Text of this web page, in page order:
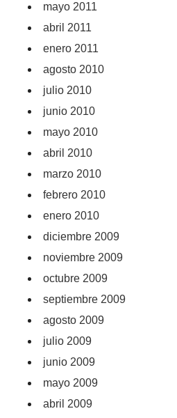
mayo 2011
abril 2011
enero 2011
agosto 2010
julio 2010
junio 2010
mayo 2010
abril 2010
marzo 2010
febrero 2010
enero 2010
diciembre 2009
noviembre 2009
octubre 2009
septiembre 2009
agosto 2009
julio 2009
junio 2009
mayo 2009
abril 2009